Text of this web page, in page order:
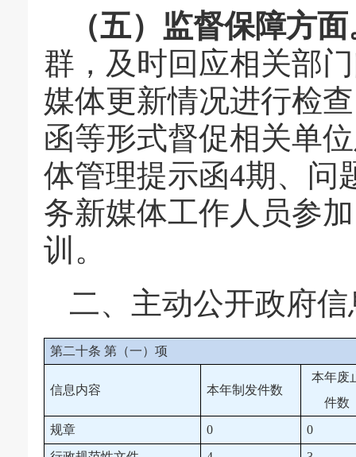
（五）监督保障方
群，及时回应相关部
媒体更新情况进行检
函等形式督促相关单
体管理提示函4期、问
务新媒体工作人员参
训。
二、主动公开政府
第二十条 第（一）项
信息内容 本年制发件数
本年废
件数
规章
0
0